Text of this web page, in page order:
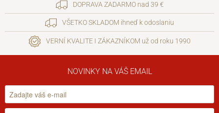
DOPRAVA ZADARMO nad 39 €
VŠETKO SKLADOM ihneď k odoslaniu
VERNÍ KVALITE I ZÁKAZNÍKOM už od roku 1990
NOVINKY NA VÁŠ EMAIL